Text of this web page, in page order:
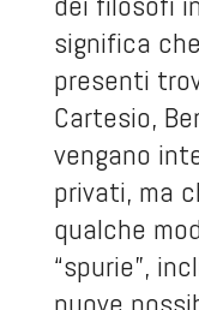
significa
presenti
Cartesio,
vengano
privati, ma
qualche
“spurie”,